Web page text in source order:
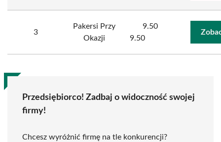
3
Pakersi Przy
Okazji
9.50
9.50
Przedsiębiorco! Zadbaj o widoczność swojej
firmy!
Chcesz wyróżnić firmę na tle konkurencji?